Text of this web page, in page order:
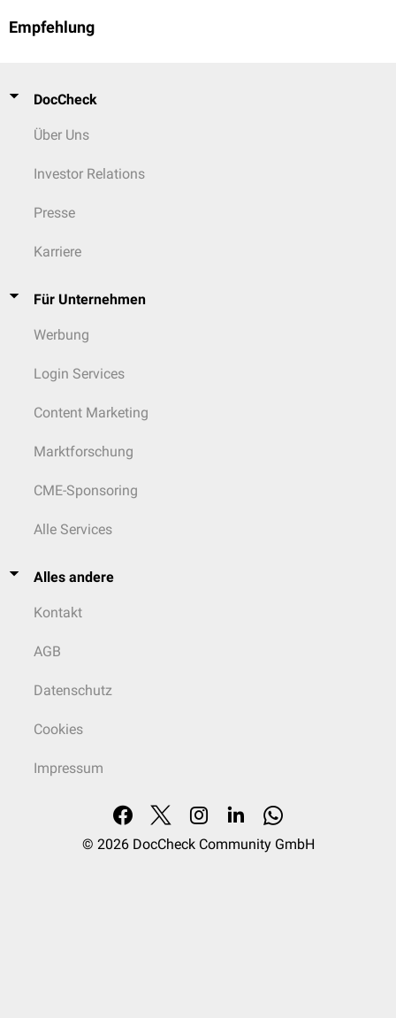
Empfehlung
DocCheck
Über Uns
Investor Relations
Presse
Karriere
Für Unternehmen
Werbung
Login Services
Content Marketing
Marktforschung
CME-Sponsoring
Alle Services
Alles andere
Kontakt
AGB
Datenschutz
Cookies
Impressum
© 2026 DocCheck Community GmbH